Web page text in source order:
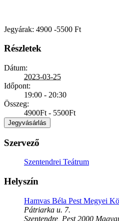
Jegyárak: 4900 -5500 Ft
Részletek
Dátum:
2023-03-25
Időpont:
19:00 - 20:30
Összeg:
4900Ft - 5500Ft
Jegyvásárlás
Szervező
Szentendrei Teátrum
Helyszín
Hamvas Béla Pest Megyei
Pátriarka u. 7.
Szentendre Pest 2000